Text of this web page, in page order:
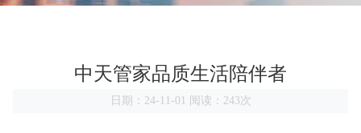
中天管家品质生活陪伴者
日期：24-11-01 阅读：243次